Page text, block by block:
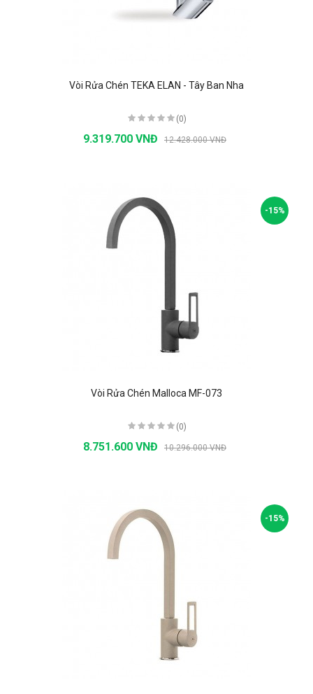
Vòi Rửa Chén TEKA ELAN - Tây Ban Nha
(0)
9.319.700 VNĐ 12.428.000 VNĐ
-15%
Vòi Rửa Chén Malloca MF-073
(0)
8.751.600 VNĐ 10.296.000 VNĐ
-15%